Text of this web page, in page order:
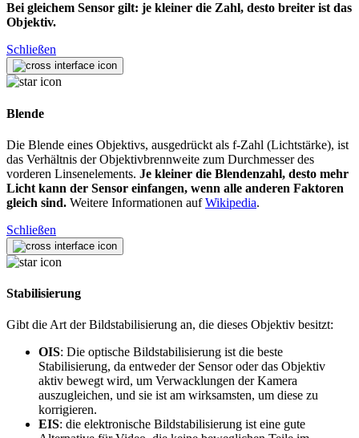
Bei gleichem Sensor gilt: je kleiner die Zahl, desto breiter ist das
Objektiv.
Schließen
Blende
Die Blende eines Objektivs, ausgedrückt als f-Zahl (Lichtstärke), ist
das Verhältnis der Objektivbrennweite zum Durchmesser des
vorderen Linsenelements. Je kleiner die Blendenzahl, desto mehr
Licht kann der Sensor einfangen, wenn alle anderen Faktoren
gleich sind. Weitere Informationen aufWikipedia.
Schließen
Stabilisierung
Gibt die Art der Bildstabilisierung an, die dieses Objektiv besitzt:
OIS: Die optische Bildstabilisierung ist die beste
Stabilisierung, da entweder der Sensor oder das Objektiv
aktiv bewegt wird, um Verwacklungen der Kamera
auszugleichen, und sie ist am wirksamsten, um diese zu
korrigieren.
EIS: die elektronische Bildstabilisierung ist eine gute